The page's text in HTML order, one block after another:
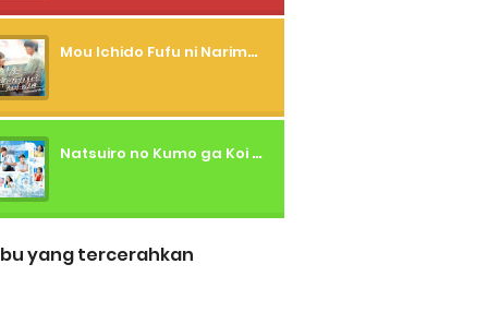
Mou Ichido Fufu ni Narimasu ka? (2026) - 01 Subtitle Indonesia
Natsuiro no Kumo ga Koi to Arashi wo Makiokosu (2026) - 01 Subtitle Indonesia
yang tercerahkan